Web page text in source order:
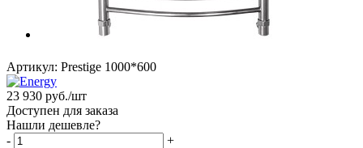
Артикул: Prestige 1000*600
23 930 руб./шт
Доступен для заказа
Нашли дешевле?
-
+